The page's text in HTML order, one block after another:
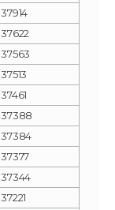
37914
37622
37563
37513
37461
37388
37384
37377
37344
37221